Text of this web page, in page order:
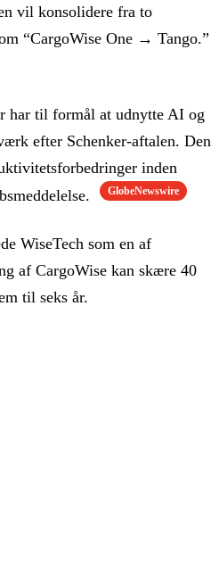
vil konsolidere fra to
“CargoWise One → Tango.”
har til formål at udnytte AI og
efter Schenker-aftalen. Den
inden
GlobeNewswire
WiseTech som en af
af CargoWise kan skære 40
til seks år.